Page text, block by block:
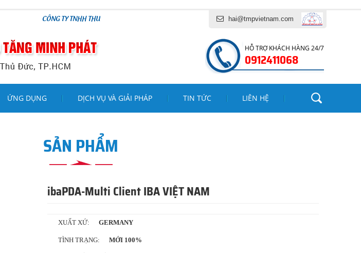
CÔNG TY TNHH THƯƠNG MẠI VÀ DỊCH VỤ TĂNG MINH PHÁT hai@tmpvietnam.com
HỖ TRỢ KHÁCH HÀNG 24/7
0912411068
ỨNG DỤNG DỊCH VỤ VÀ GIẢI PHÁP TIN TỨC LIÊN HỆ
SẢN PHẨM
ibaPDA-Multi Client IBA VIỆT NAM
XUẤT XỨ: GERMANY
TÌNH TRẠNG:MỚI 100%